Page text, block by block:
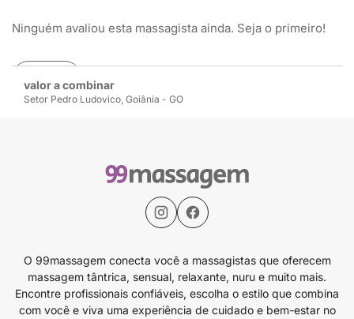
valor a combinar
Setor Pedro Ludovico, Goiânia - GO
Ninguém avaliou esta massagista ainda. Seja o primeiro!
Avaliar
O 99massagem conecta você a massagistas que oferecem
massagem tântrica, sensual, relaxante, nuru e muito mais.
Encontre profissionais confiáveis, escolha o estilo que combina
com você e viva uma experiência de cuidado e bem-estar no